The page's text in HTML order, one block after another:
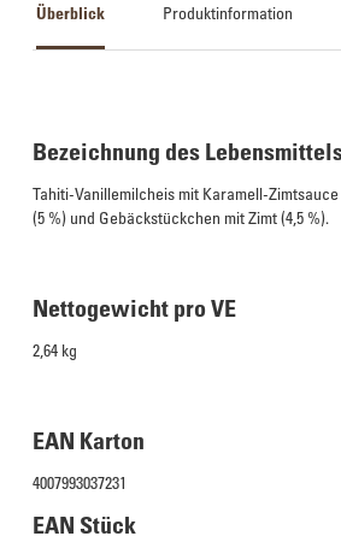
Überblick Produktinformation
Bezeichnung des
Tahiti-Vanillemilcheis mit Karamell-
(5 %) und Gebäckstückchen mit Zimt (4,5 %).
Nettogewicht pro VE
2,64 kg
EAN Karton
4007993037231
EAN Stück